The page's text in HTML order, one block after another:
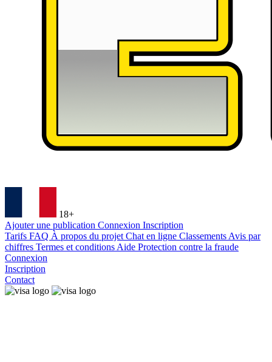
18+
Ajouter une publication Connexion Inscription
Tarifs FAQ À propos du projet Chat en ligne Classements Avis par
chiffres Termes et conditions Aide Protection contre la fraude
Connexion
Inscription
Contact